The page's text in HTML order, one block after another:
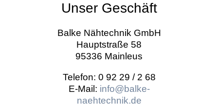
Unser Geschäft
Balke Nähtechnik GmbH
Hauptstraße 58
95336 Mainleus
Telefon: 0 92 29 / 2 68
E-Mail: info@balke-
naehtechnik.de